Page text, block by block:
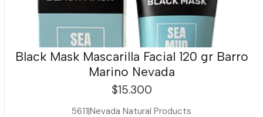
Black Mask Mascarilla Facial 120 gr Barro
Marino Nevada
$15.300
5611|Nevada Natural Products